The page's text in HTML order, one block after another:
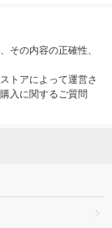
その内容の正確性、
トアによって運営さ
入に関するご質問